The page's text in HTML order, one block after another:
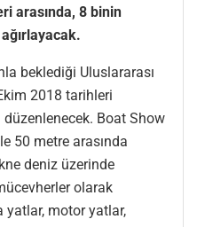
arasında, 8 binin
beklediği Uluslararası
2018 tarihleri
düzenlenecek. Boat Show
50 metre arasında
deniz üzerinde
olarak
yatlar, motor yatlar,